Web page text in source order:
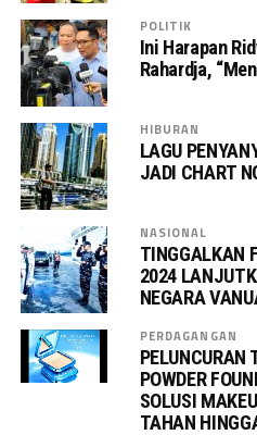
POLITIK
Ini Harapan
Rahardja,
HIBURAN
LAGU
JADI CHART
NASIONAL
TINGGALKAN
2024
NEGARA
PERDAGANGAN
PELUNCURAN
POWDER
SOLUSI
TAHAN